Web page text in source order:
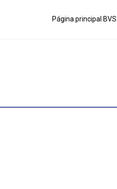
Página principal